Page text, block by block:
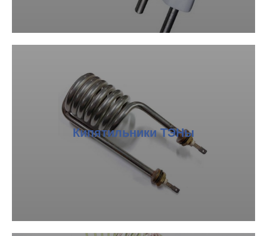
Кипятильники ТЭНы